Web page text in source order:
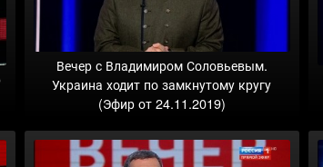
Вечер с Владимиром Соловьевым.
Украина ходит по замкнутому кругу
(Эфир от 24.11.2019)